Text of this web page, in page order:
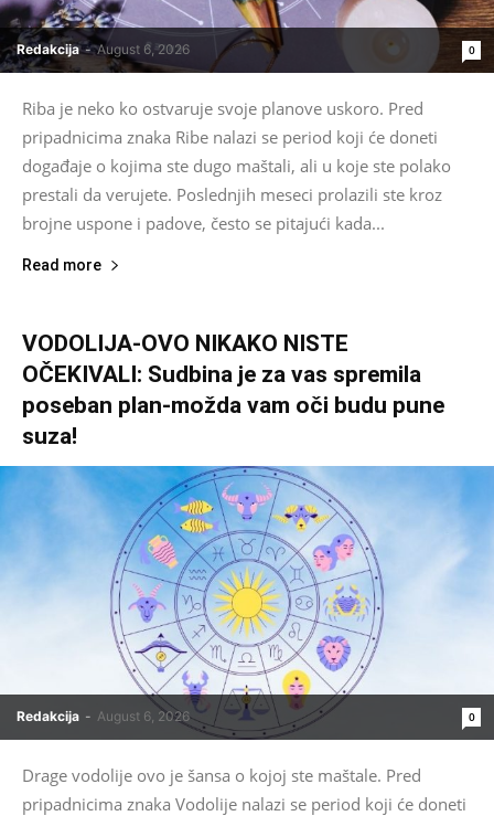
Redakcija - August 6, 2026 0
Riba je neko ko ostvaruje svoje planove uskoro. Pred
pripadnicima znaka Ribe nalazi se period koji će doneti
događaje o kojima ste dugo maštali, ali u koje ste polako
prestali da verujete. Poslednjih meseci prolazili ste kroz
brojne uspone i padove, često se pitajući kada...
Read more
VODOLIJA-OVO NIKAKO NISTE
OČEKIVALI: Sudbina je za vas spremila
poseban plan-možda vam oči budu pune
suza!
Redakcija - August 6, 2026 0
Drage vodolije ovo je šansa o kojoj ste maštale. Pred
pripadnicima znaka Vodolije nalazi se period koji će doneti